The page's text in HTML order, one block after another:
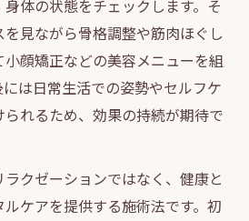
体の状態をチェックします。そ
見ながら骨格調整や筋肉ほぐし
顔矯正などの美容メニューを組
は日常生活での姿勢やセルフケ
れるため、効果の持続が期待で
クゼーションではなく、健康と
ケアを提供する施術法です。初